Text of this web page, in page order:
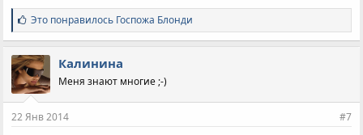
С
и
м
п
а
т
и
:
Это понравилось Госпожа Блонди
Калинина
Меня знают многие ;-)
22 Янв 2014 #7